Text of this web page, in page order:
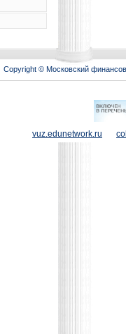
Copyright © Московский
vuz.edunetwork.ru